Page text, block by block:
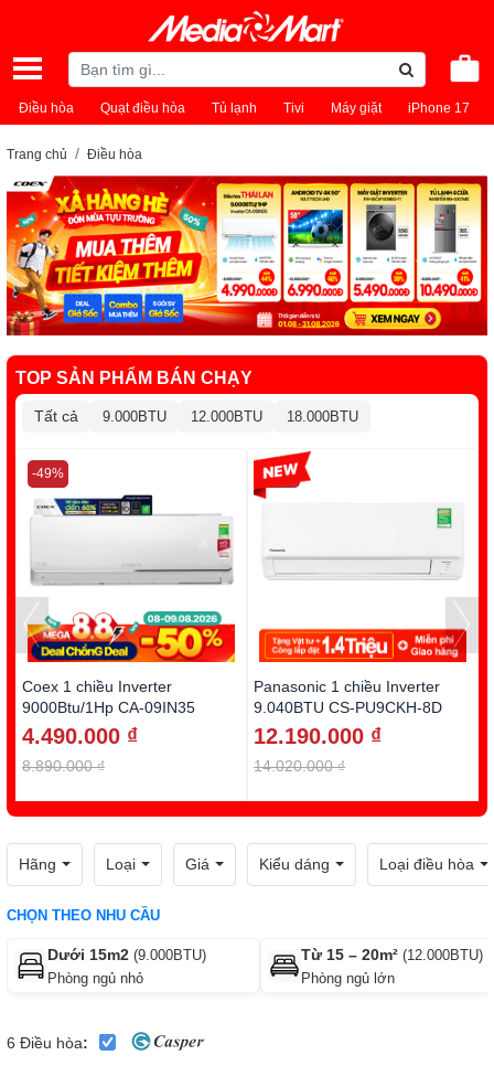
Điều hòa Quạt điều hòa Tủ lạnh Tivi Máy giặt iPhone 17
Trang chủ Điều hòa
TOP SẢN PHẨM BÁN CHẠY
Tất cả 9.000BTU 12.000BTU 18.000BTU
Coex 1 chiều Inverter
9000Btu/1Hp CA-09IN35
4.490.000 ₫
8.890.000 ₫
-49%
Panasonic 1 chiều Inverter
9.040BTU CS-PU9CKH-8D
12.190.000 ₫
14.020.000 ₫
-13%
Hãng Loại Giá Kiểu dáng Loại điều hòa
CHỌN THEO NHU CẦU
Dưới 15m2 (9.000BTU)
Phòng ngủ nhỏ
Từ 15 – 20m² (12.000BTU)
Phòng ngủ lớn
6 Điều hòa: